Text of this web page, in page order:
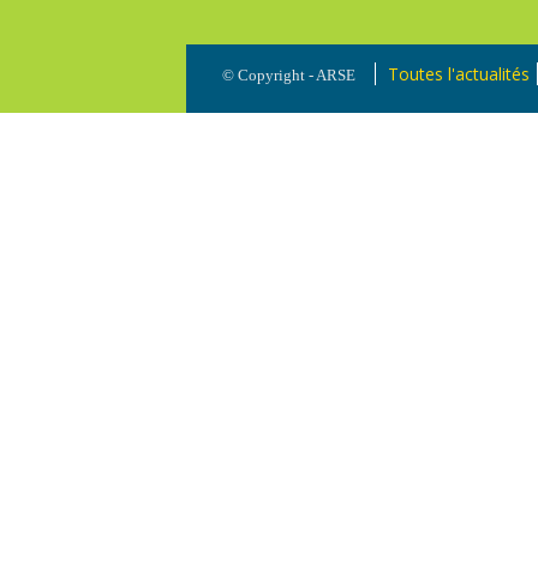
© Copyright - ARSE Toutes l'actualités